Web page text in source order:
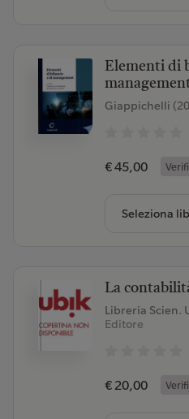
Elementi di
Giappichelli
€ 45,00
Seleziona
La
Libreria Scien.
Editore
€ 20,00